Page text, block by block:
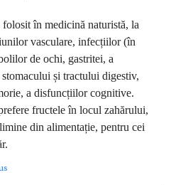
în medicină naturistă, la
vasculare, infecțiilor (în
de ochi, gastritei, a
și tractului digestiv,
a disfuncțiilor cognitive.
fructele în locul zahărului,
din alimentație, pentru cei